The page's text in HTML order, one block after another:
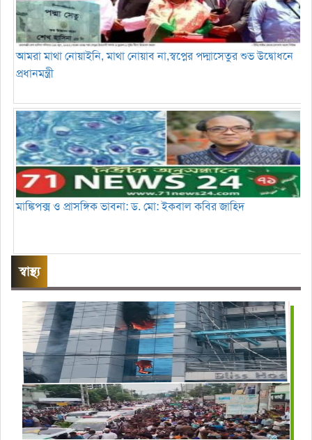
আমরা মাথা নোয়াইনি, মাথা নোয়াব না,স্বপ্নের পদ্মাসেতুর শুভ উদ্বোধনে
প্রধানমন্ত্রী
মাঙ্কিপক্স ও প্রাসঙ্গিক ভাবনা: ড. মো: ইকবাল কবির জাহিদ
স্বাস্থ্য